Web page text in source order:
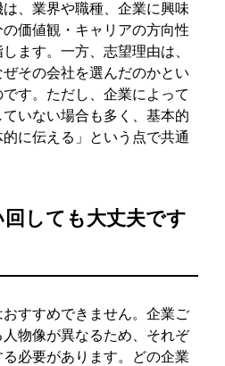
、業界や職種、企業に興味
価値観・キャリアの方向性
ます。一方、志望理由は、
その会社を選んだのかとい
す。ただし、企業によって
いない場合も多く、基本的
に伝える」という点で共通
しても大丈夫です
すすめできません。企業ご
物像が異なるため、それぞ
必要があります。どの企業